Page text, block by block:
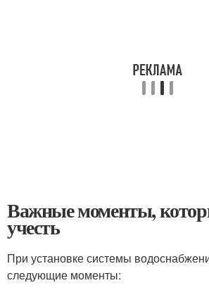
Важные моменты,
учесть
При установке системы
следующие моменты: